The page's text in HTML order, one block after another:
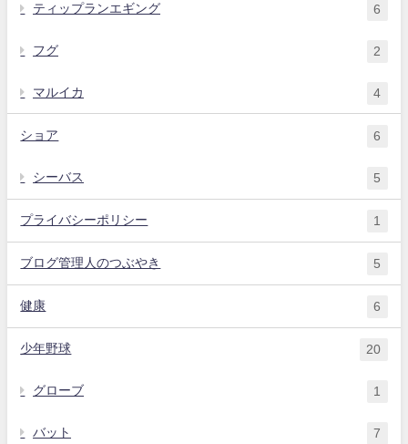
ティップランエギング 6
フグ 2
マルイカ 4
ショア 6
シーバス 5
プライバシーポリシー 1
ブログ管理人のつぶやき 5
健康 6
少年野球 20
グローブ 1
バット 7